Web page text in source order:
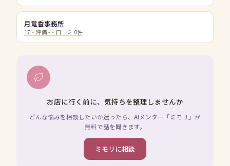
月竜香事務所
17 ・評価 - ・口コミ 0件
お店に行く前に、気持ちを整理しませんか
どんな悩みを相談したいか迷ったら、AIメンター「ミモリ」が
無料で話を聞きます。
ミモリに相談